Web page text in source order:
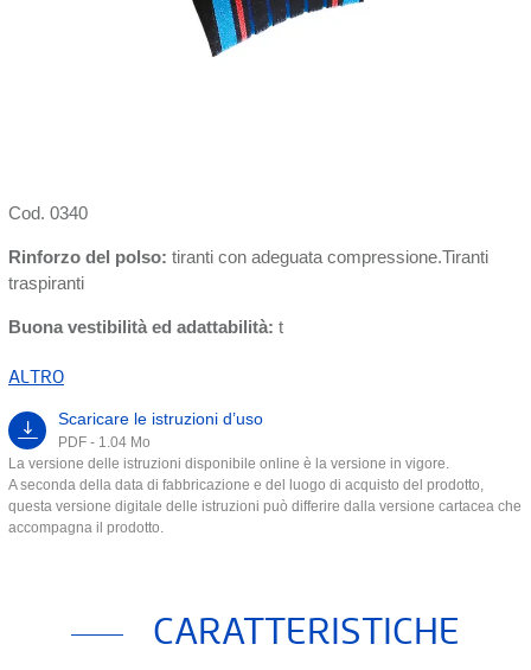
Cod. 0340
Rinforzo del polso: tiranti con adeguata compressione.Tiranti
traspiranti
Buona vestibilità ed adattabilità: t
ALTRO
Scaricare le istruzioni d’uso
PDF - 1.04 Mo
La versione delle istruzioni disponibile online è la versione in vigore.
A seconda della data di fabbricazione e del luogo di acquisto del prodotto,
questa versione digitale delle istruzioni può differire dalla versione cartacea che
accompagna il prodotto.
CARATTERISTICHE